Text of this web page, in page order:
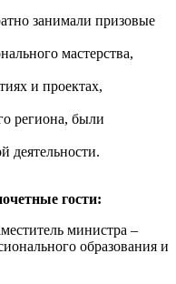
занимали призовые
мастерства,
и проектах,
региона, были
деятельности.
гости:
министра –
образования и